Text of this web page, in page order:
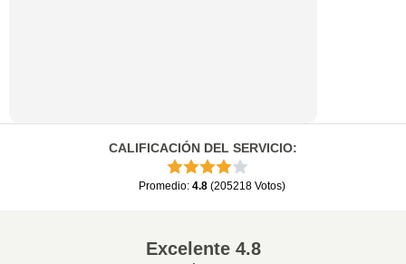
CALIFICACIÓN DEL SERVICIO:
Promedio: 4.8 (205218 Votos)
Excelente4.8